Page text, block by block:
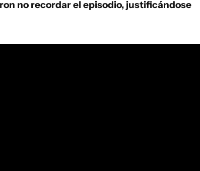
no recordar el episodio, justificándose